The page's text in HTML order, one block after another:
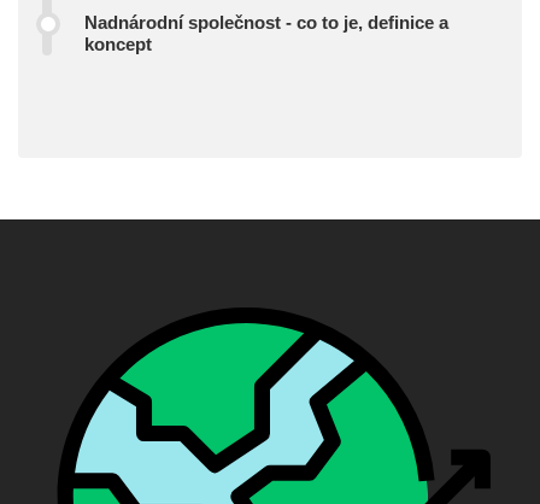
Nadnárodní společnost - co to je, definice a
koncept